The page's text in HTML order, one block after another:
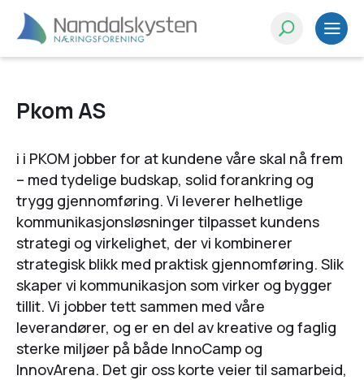
Pkom AS
i i PKOM jobber for at kundene våre skal nå frem
– med tydelige budskap, solid forankring og
trygg gjennomføring. Vi leverer helhetlige
kommunikasjonsløsninger tilpasset kundens
strategi og virkelighet, der vi kombinerer
strategisk blikk med praktisk gjennomføring. Slik
skaper vi kommunikasjon som virker og bygger
tillit. Vi jobber tett sammen med våre
leverandører, og er en del av kreative og faglig
sterke miljøer på både InnoCamp og
InnovArena. Det gir oss korte veier til samarbeid,